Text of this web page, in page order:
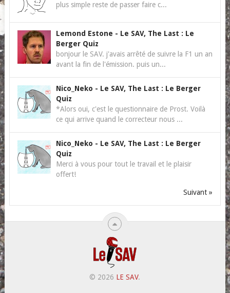
plus simple reste de passer faire c...
Lemond Estone - Le SAV, The Last : Le
Berger Quiz
bonjour le SAV. j'avais arrêté de suivre la F1 un an
avant la fin de l'émission. puis un...
Nico_Neko - Le SAV, The Last : Le Berger
Quiz
*Alors oui, c'est le questionnaire de Prost. Voilà
ce qui arrive quand le correcteur nous ...
Nico_Neko - Le SAV, The Last : Le Berger
Quiz
Merci à vous pour tout le travail et le plaisir
offert!
Suivant »
© 2026 LE SAV.